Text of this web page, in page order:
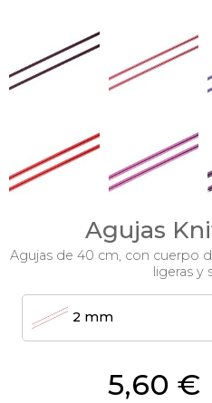
Agujas
Agujas de 40 cm, con cuerpo
ligeras y
2 mm
5,60 €